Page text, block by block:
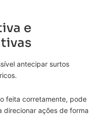
e
antecipar surtos
feita corretamente, pode
direcionar ações de forma